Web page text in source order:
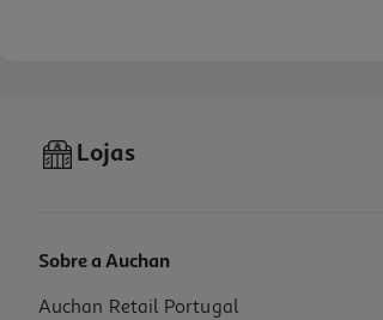
Figura Funko Pop Marvel: Ff- The Thing
Lojas
Sobre a Auchan
Auchan Retail Portugal